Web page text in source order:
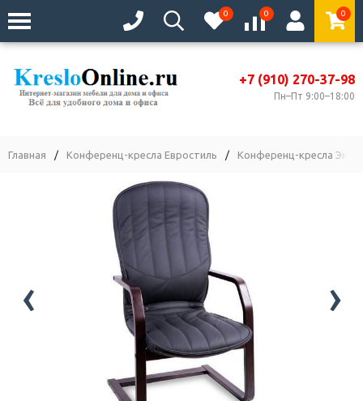
0 0 0
+7 (910) 270-37-98
Пн–Пт 9:00–18:00
Главная / Конференц-кресла Евростиль / Конференц-кресла
‹ ›